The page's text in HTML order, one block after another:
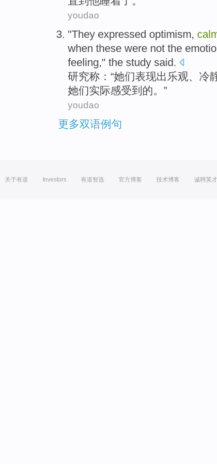
youdao
"They expressed optimism,
when these were not the
feeling," the study said.
研究称：“她们表现出 乐观、 冷
她们实际感受到 的。”
youdao
更多双语例句
关于有道 Investors 有道智选 官方博客 技术博客 诚聘英才